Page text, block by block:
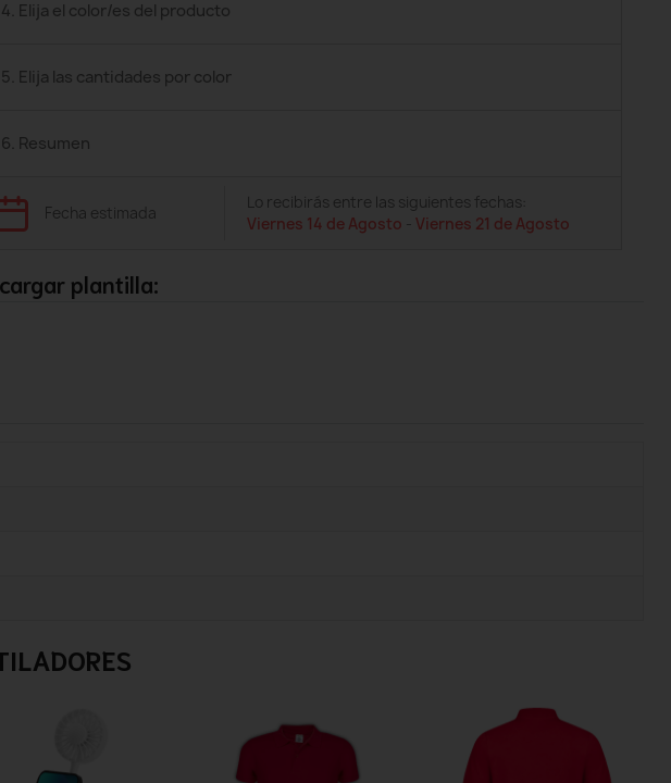
4. Elija el color/es del producto
5. Elija las cantidades por color
6. Resumen
Fecha estimada
Lo recibirás entre las siguientes fechas:
Viernes 14 de Agosto - Viernes 21 de Agosto
plantilla: